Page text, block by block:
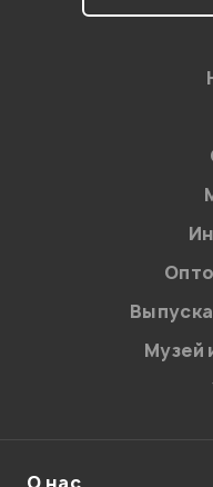
на
персональных
Введите
Музей